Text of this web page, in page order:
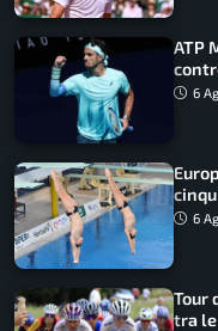
ATP
6
6
Tour
tra le